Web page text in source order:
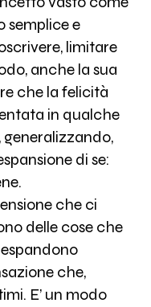
semplice e
limitare
anche la sua
che la felicità
in qualche
di se:
che ci
delle cose che
che,
E’ un modo